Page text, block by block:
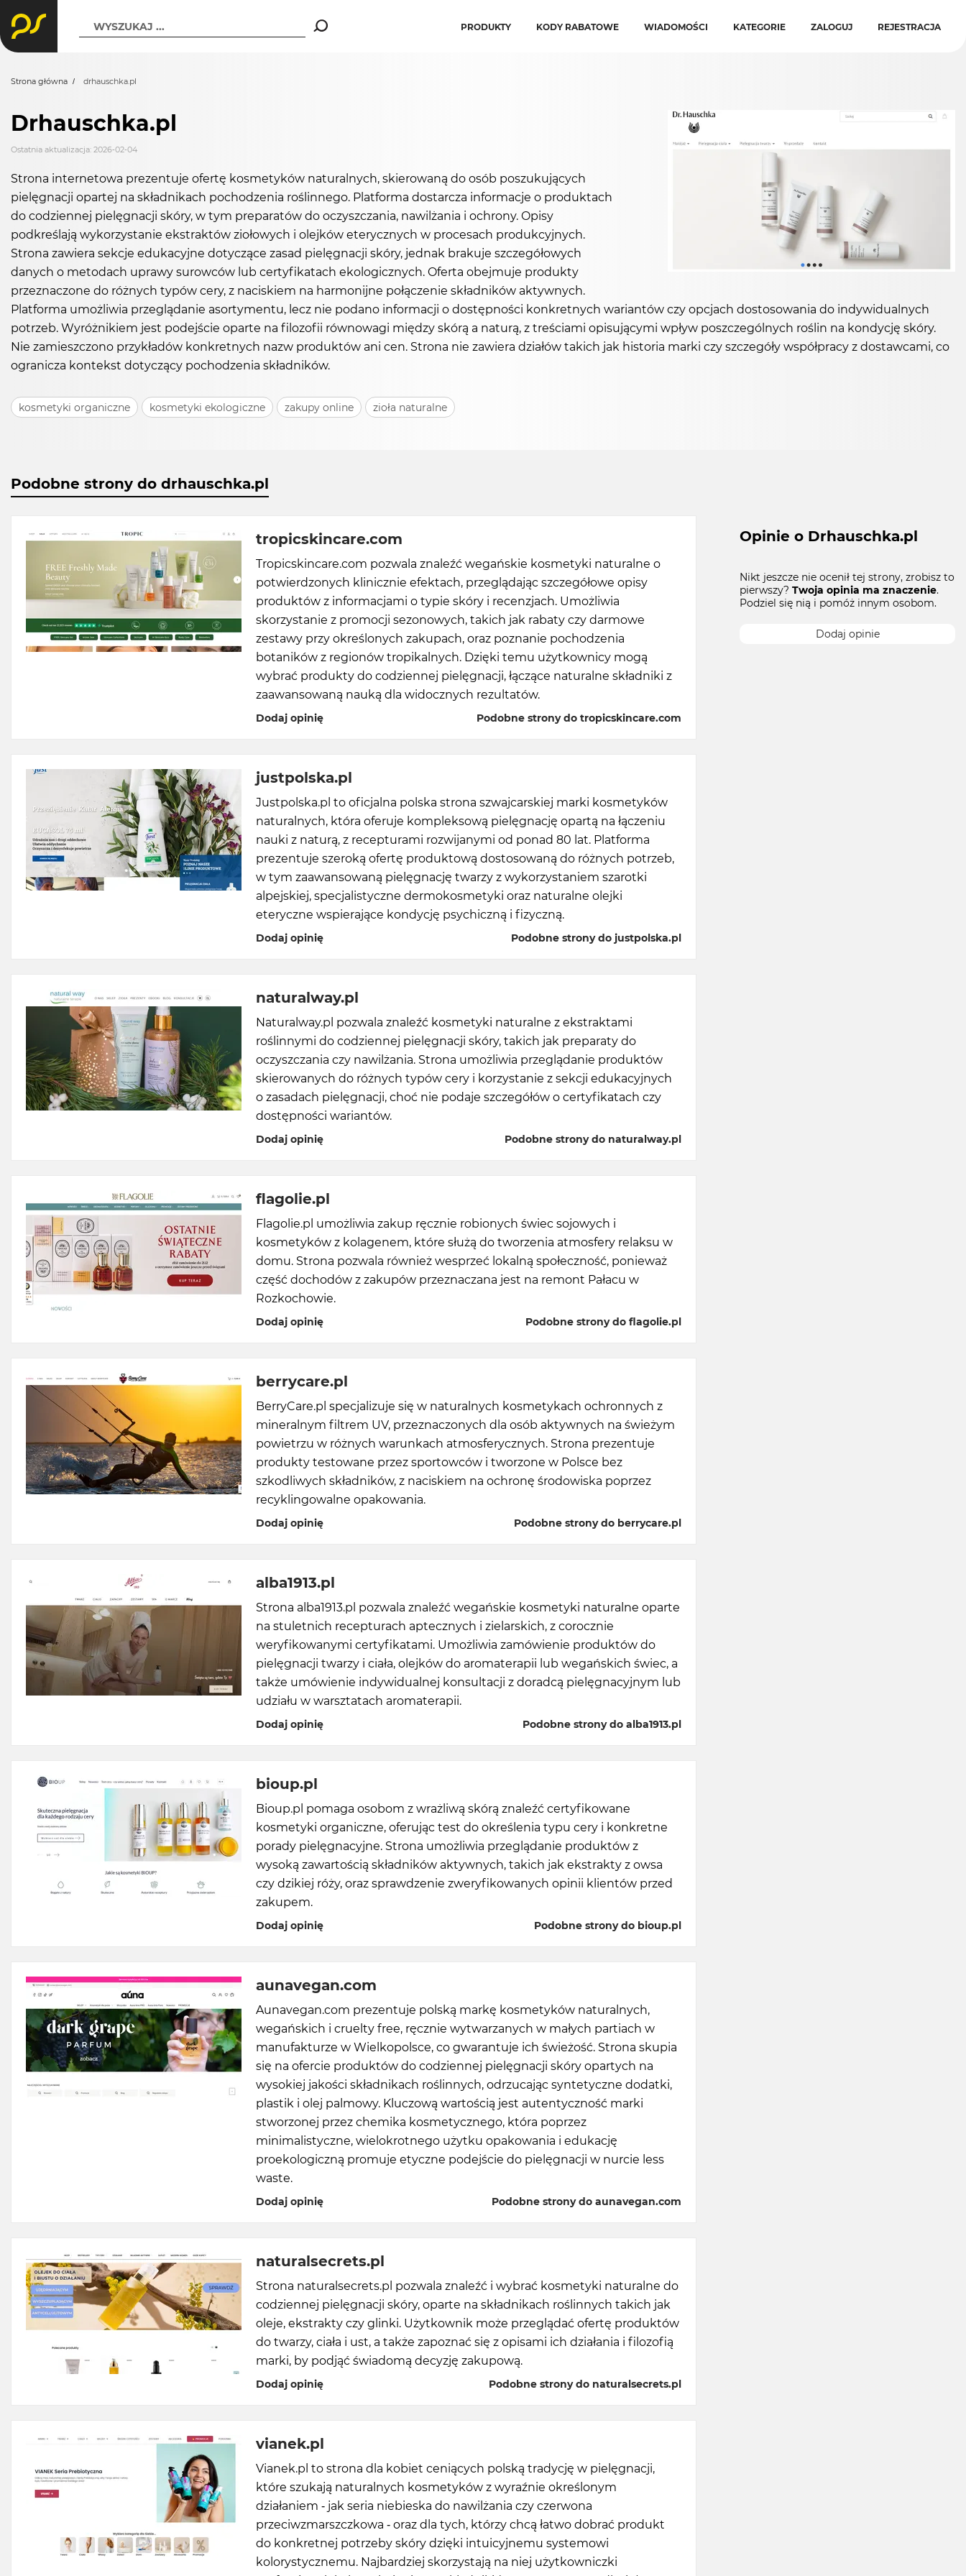
WYSZUKAJ ... PRODUKTY KODY RABATOWE WIADOMOŚCI KATEGORIE ZALOGUJ REJESTRACJA
Strona główna drhauschka.pl
Drhauschka.pl
Ostatnia aktualizacja: 2026-02-04
Strona internetowa prezentuje ofertę kosmetyków naturalnych, skierowaną do osób poszukujących
pielęgnacji opartej na składnikach pochodzenia roślinnego. Platforma dostarcza informacje o produktach
do codziennej pielęgnacji skóry, w tym preparatów do oczyszczania, nawilżania i ochrony. Opisy
podkreślają wykorzystanie ekstraktów ziołowych i olejków eterycznych w procesach produkcyjnych.
Strona zawiera sekcje edukacyjne dotyczące zasad pielęgnacji skóry, jednak brakuje szczegółowych
danych o metodach uprawy surowców lub certyfikatach ekologicznych. Oferta obejmuje produkty
przeznaczone do różnych typów cery, z naciskiem na harmonijne połączenie składników aktywnych.
Platforma umożliwia przeglądanie asortymentu, lecz nie podano informacji o dostępności konkretnych wariantów czy opcjach dostosowania do indywidualnych
potrzeb. Wyróżnikiem jest podejście oparte na filozofii równowagi między skórą a naturą, z treściami opisującymi wpływ poszczególnych roślin na kondycję skóry.
Nie zamieszczono przykładów konkretnych nazw produktów ani cen. Strona nie zawiera działów takich jak historia marki czy szczegóły współpracy z dostawcami, co
ogranicza kontekst dotyczący pochodzenia składników.
kosmetyki organiczne kosmetyki ekologiczne zakupy online zioła naturalne
Podobne strony do drhauschka.pl
tropicskincare.com
Tropicskincare.com pozwala znaleźć wegańskie kosmetyki naturalne o
potwierdzonych klinicznie efektach, przeglądając szczegółowe opisy
produktów z informacjami o typie skóry i recenzjach. Umożliwia
skorzystanie z promocji sezonowych, takich jak rabaty czy darmowe
zestawy przy określonych zakupach, oraz poznanie pochodzenia
botaników z regionów tropikalnych. Dzięki temu użytkownicy mogą
wybrać produkty do codziennej pielęgnacji, łączące naturalne składniki z
zaawansowaną nauką dla widocznych rezultatów.
Dodaj opinię Podobne strony do tropicskincare.com
justpolska.pl
Justpolska.pl to oficjalna polska strona szwajcarskiej marki kosmetyków
naturalnych, która oferuje kompleksową pielęgnację opartą na łączeniu
nauki z naturą, z recepturami rozwijanymi od ponad 80 lat. Platforma
prezentuje szeroką ofertę produktową dostosowaną do różnych potrzeb,
w tym zaawansowaną pielęgnację twarzy z wykorzystaniem szarotki
alpejskiej, specjalistyczne dermokosmetyki oraz naturalne olejki
eteryczne wspierające kondycję psychiczną i fizyczną.
Dodaj opinię Podobne strony do justpolska.pl
naturalway.pl
Naturalway.pl pozwala znaleźć kosmetyki naturalne z ekstraktami
roślinnymi do codziennej pielęgnacji skóry, takich jak preparaty do
oczyszczania czy nawilżania. Strona umożliwia przeglądanie produktów
skierowanych do różnych typów cery i korzystanie z sekcji edukacyjnych
o zasadach pielęgnacji, choć nie podaje szczegółów o certyfikatach czy
dostępności wariantów.
Dodaj opinię Podobne strony do naturalway.pl
flagolie.pl
Flagolie.pl umożliwia zakup ręcznie robionych świec sojowych i
kosmetyków z kolagenem, które służą do tworzenia atmosfery relaksu w
domu. Strona pozwala również wesprzeć lokalną społeczność, ponieważ
część dochodów z zakupów przeznaczana jest na remont Pałacu w
Rozkochowie.
Dodaj opinię Podobne strony do flagolie.pl
berrycare.pl
BerryCare.pl specjalizuje się w naturalnych kosmetykach ochronnych z
mineralnym filtrem UV, przeznaczonych dla osób aktywnych na świeżym
powietrzu w różnych warunkach atmosferycznych. Strona prezentuje
produkty testowane przez sportowców i tworzone w Polsce bez
szkodliwych składników, z naciskiem na ochronę środowiska poprzez
recyklingowalne opakowania.
Dodaj opinię Podobne strony do berrycare.pl
alba1913.pl
Strona alba1913.pl pozwala znaleźć wegańskie kosmetyki naturalne oparte
na stuletnich recepturach aptecznych i zielarskich, z corocznie
weryfikowanymi certyfikatami. Umożliwia zamówienie produktów do
pielęgnacji twarzy i ciała, olejków do aromaterapii lub wegańskich świec, a
także umówienie indywidualnej konsultacji z doradcą pielęgnacyjnym lub
udziału w warsztatach aromaterapii.
Dodaj opinię Podobne strony do alba1913.pl
bioup.pl
Bioup.pl pomaga osobom z wrażliwą skórą znaleźć certyfikowane
kosmetyki organiczne, oferując test do określenia typu cery i konkretne
porady pielęgnacyjne. Strona umożliwia przeglądanie produktów z
wysoką zawartością składników aktywnych, takich jak ekstrakty z owsa
czy dzikiej róży, oraz sprawdzenie zweryfikowanych opinii klientów przed
zakupem.
Dodaj opinię Podobne strony do bioup.pl
aunavegan.com
Aunavegan.com prezentuje polską markę kosmetyków naturalnych,
wegańskich i cruelty free, ręcznie wytwarzanych w małych partiach w
manufakturze w Wielkopolsce, co gwarantuje ich świeżość. Strona skupia
się na ofercie produktów do codziennej pielęgnacji skóry opartych na
wysokiej jakości składnikach roślinnych, odrzucając syntetyczne dodatki,
plastik i olej palmowy. Kluczową wartością jest autentyczność marki
stworzonej przez chemika kosmetycznego, która poprzez
minimalistyczne, wielokrotnego użytku opakowania i edukację
proekologiczną promuje etyczne podejście do pielęgnacji w nurcie less
waste.
Dodaj opinię Podobne strony do aunavegan.com
naturalsecrets.pl
Strona naturalsecrets.pl pozwala znaleźć i wybrać kosmetyki naturalne do
codziennej pielęgnacji skóry, oparte na składnikach roślinnych takich jak
oleje, ekstrakty czy glinki. Użytkownik może przeglądać ofertę produktów
do twarzy, ciała i ust, a także zapoznać się z opisami ich działania i filozofią
marki, by podjąć świadomą decyzję zakupową.
Dodaj opinię Podobne strony do naturalsecrets.pl
vianek.pl
Vianek.pl to strona dla kobiet ceniących polską tradycję w pielęgnacji,
które szukają naturalnych kosmetyków z wyraźnie określonym
działaniem - jak seria niebieska do nawilżania czy czerwona
przeciwzmarszczkowa - oraz dla tych, którzy chcą łatwo dobrać produkt
do konkretnej potrzeby skóry dzięki intuicyjnemu systemowi
kolorystycznemu. Najbardziej skorzystają na niej użytkowniczki
Opinie o Drhauschka.pl
Nikt jeszcze nie ocenił tej strony, zrobisz to
pierwszy? Twoja opinia ma znaczenie.
Podziel się nią i pomóż innym osobom.
Dodaj opinie